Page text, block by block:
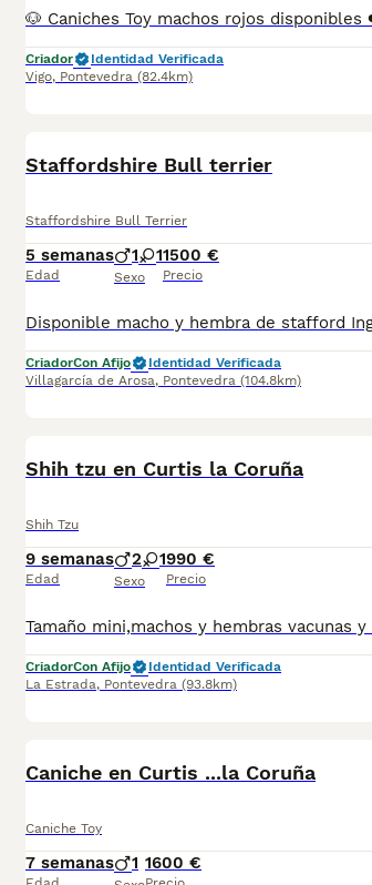
Criador
Identidad Verificada
Vigo, Pontevedra (82.4km)
Staffordshire Bull terrier
Staffordshire Bull Terrier
5 semanas
Edad
1 1
Sexo
1500 €
Precio
CriadorCon Afijo
Identidad Verificada
Villagarcía de Arosa, Pontevedra (104.8km)
Shih tzu en Curtis la Coruña
Shih Tzu
9 semanas
Edad
2 1
Sexo
990 €
Precio
CriadorCon Afijo
Identidad Verificada
La Estrada, Pontevedra (93.8km)
Caniche en Curtis ...la Coruña
Caniche Toy
7 semanas 1 1600 €